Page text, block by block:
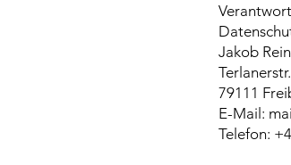
Jakob
79111
E-Mail:
Telefon: